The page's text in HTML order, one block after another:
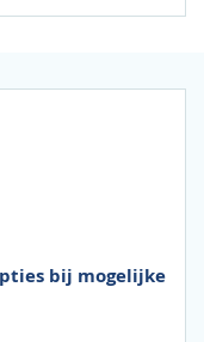
bij mogelijke